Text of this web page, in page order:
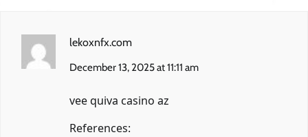
lekoxnfx.com
December 13, 2025 at 11:11 am
vee quiva casino az
References: